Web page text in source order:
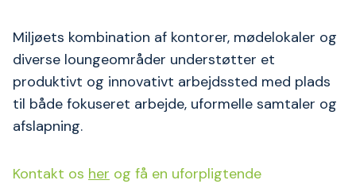
Miljøets kombination af kontorer, mødelokaler og
diverse loungeområder understøtter et
produktivt og innovativt arbejdssted med plads
til både fokuseret arbejde, uformelle samtaler og
afslapning.
Kontakt os her og få en uforpligtende